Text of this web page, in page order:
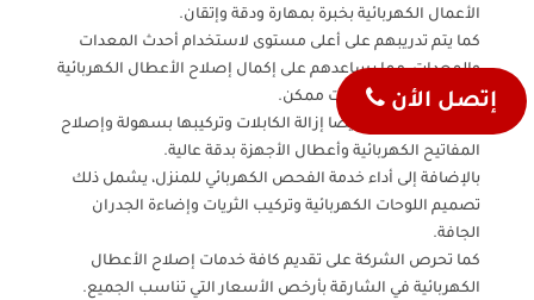
الأعمال الكهربائية بخبرة بمهارة ودقة وإتقان.
كما يتم تدريبهم على أعلى مستوى لاستخدام أحدث المعدات
والمعدات، مما يساعدهم على إكمال إصلاح الأعطال الكهربائية
المنزلية في أسرع وقت ممكن.
يمكن للكهربائيين أيضًا إزالة الكابلات وتركيبها بسهولة وإصلاح
المفاتيح الكهربائية وأعطال الأجهزة بدقة عالية.
بالإضافة إلى أداء خدمة الفحص الكهربائي للمنزل، يشمل ذلك
تصميم اللوحات الكهربائية وتركيب الثريات وإضاءة الجدران
الجافة.
كما تحرص الشركة على تقديم كافة خدمات إصلاح الأعطال
الكهربائية في الشارقة بأرخص الأسعار التي تناسب الجميع.
إتصل الأن